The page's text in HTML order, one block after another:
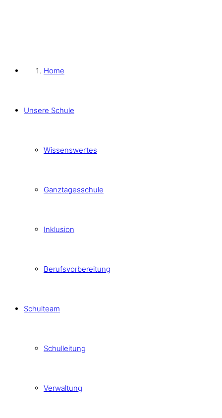
Home
Unsere Schule
Wissenswertes
Ganztagesschule
Inklusion
Berufsvorbereitung
Schulteam
Schulleitung
Verwaltung